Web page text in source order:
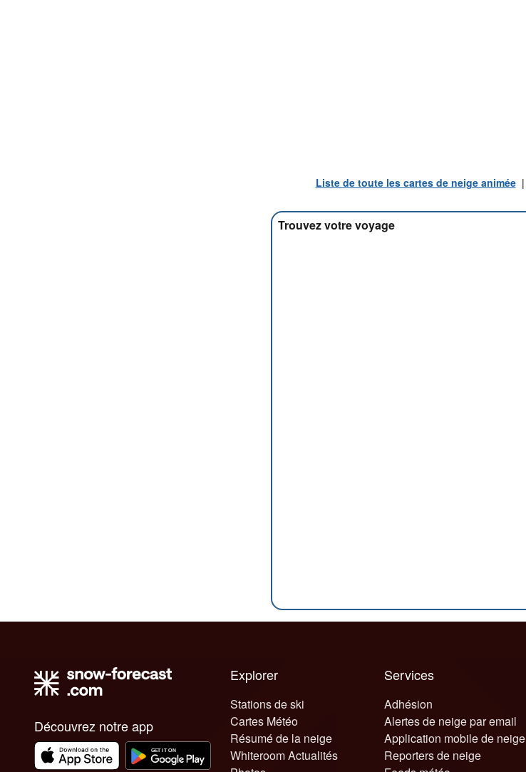
Liste de toute les cartes de neige animée|
Trouvez votre voyage
Découvrez notre app
Explorer
Stations de ski
Cartes Météo
Résumé de la neige
Whiteroom Actualités
Services
Adhésion
Alertes de neige par email
Application mobile de neige
Reporters de neige